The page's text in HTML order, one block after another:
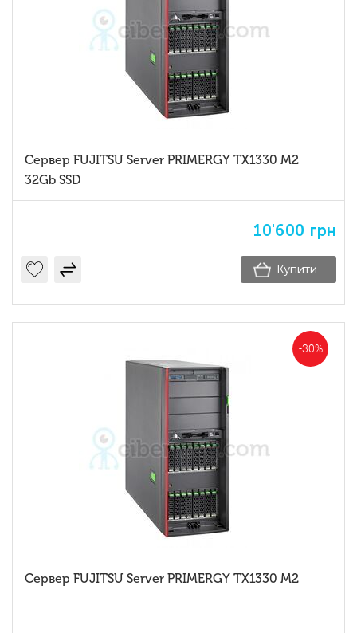
Сервер FUJITSU Server PRIMERGY TX1330 M2
32Gb SSD
10'600 грн
Купити
-30%
Сервер FUJITSU Server PRIMERGY TX1330 M2